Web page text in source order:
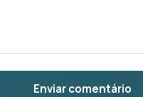
Enviar comentário